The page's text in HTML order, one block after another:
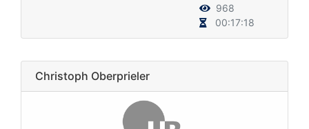
968
00:17:18
Christoph Oberprieler